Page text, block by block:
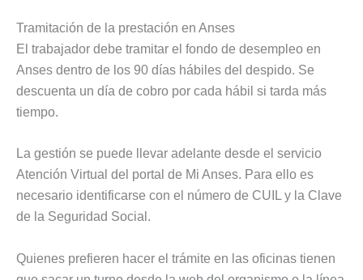
Tramitación de la prestación en Anses
El trabajador debe tramitar el fondo de desempleo en
Anses dentro de los 90 días hábiles del despido. Se
descuenta un día de cobro por cada hábil si tarda más
tiempo.
La gestión se puede llevar adelante desde el servicio
Atención Virtual del portal de Mi Anses. Para ello es
necesario identificarse con el número de CUIL y la Clave
de la Seguridad Social.
Quienes prefieren hacer el trámite en las oficinas tienen